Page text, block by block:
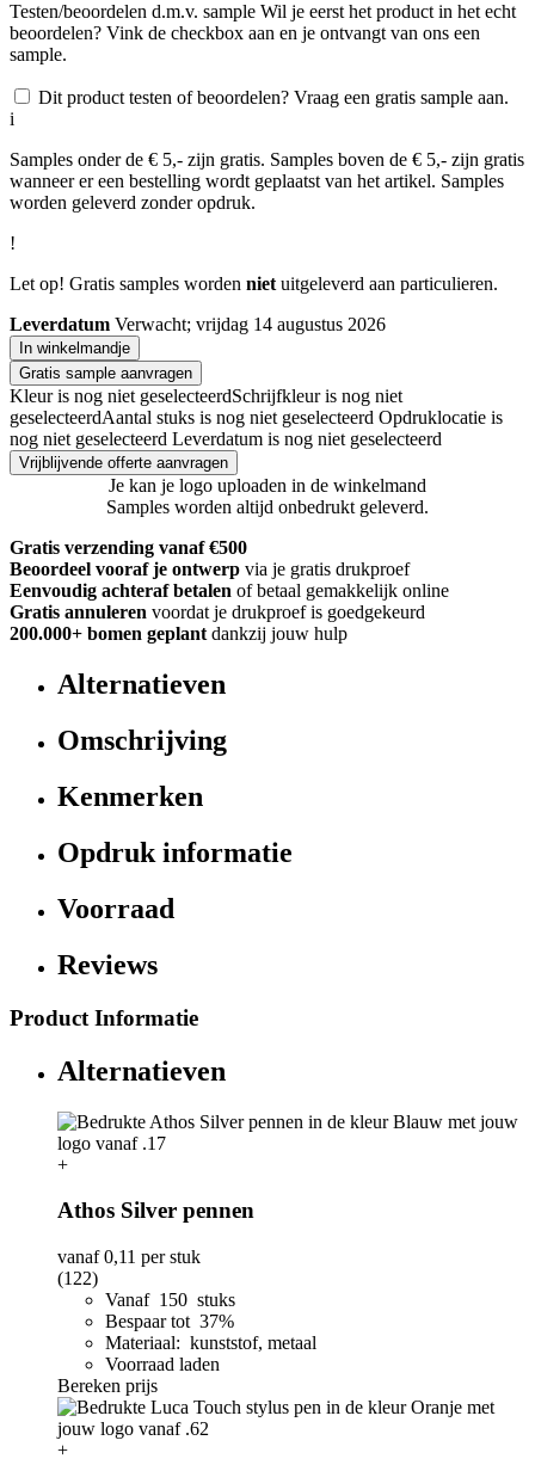
Testen/beoordelen d.m.v. sample Wil je eerst het product in het echt
beoordelen? Vink de checkbox aan en je ontvangt van ons een
sample.
Dit product testen of beoordelen? Vraag een gratis sample aan.
i
Samples onder de € 5,- zijn gratis. Samples boven de € 5,- zijn gratis
wanneer er een bestelling wordt geplaatst van het artikel. Samples
worden geleverd zonder opdruk.
!
Let op! Gratis samples worden nietuitgeleverd aan particulieren.
Leverdatum Verwacht; vrijdag 14 augustus 2026
In winkelmandje
Gratis sample aanvragen
Kleur is nog niet geselecteerdSchrijfkleur is nog niet
geselecteerdAantal stuks is nog niet geselecteerd Opdruklocatie is
nog niet geselecteerd Leverdatum is nog niet geselecteerd
Vrijblijvende offerte aanvragen
Je kan je logo uploaden in de winkelmand
Samples worden altijd onbedrukt geleverd.
Gratis verzending vanaf €500
Beoordeel vooraf je ontwerp via je gratis drukproef
Eenvoudig achteraf betalen of betaal gemakkelijk online
Gratis annuleren voordat je drukproef is goedgekeurd
200.000+ bomen geplant dankzij jouw hulp
Alternatieven
Omschrijving
Kenmerken
Opdruk informatie
Voorraad
Reviews
Product Informatie
Alternatieven
+
Athos Silver pennen
vanaf0,11 per stuk
(122)
Vanaf 150 stuks
Bespaar tot 37%
Materiaal: kunststof, metaal
Voorraad laden
Bereken prijs
+